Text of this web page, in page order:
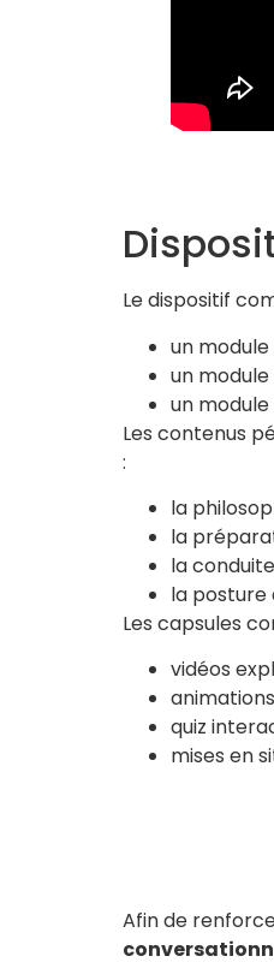
Le dispositif
un
un
un
Les contenus
:
la
la
la
la posture
Les capsules
vidéos
quiz
mises en
Afin de